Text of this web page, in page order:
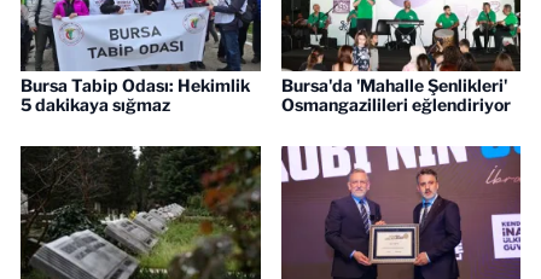
Bursa Tabip Odası: Hekimlik
5 dakikaya sığmaz
Bursa'da 'Mahalle Şenlikleri'
Osmangazilileri eğlendiriyor